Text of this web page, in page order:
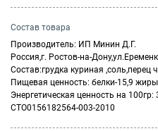
Состав товара
Производитель: ИП Минин Д.Г.
Россия,г. Ростов-на-
Состав:грудка куриная ,соль,перец
Пищевая ценность: белки-15,9
Энергетическая ценность на 100гр:
СТО0156182564-003-2010